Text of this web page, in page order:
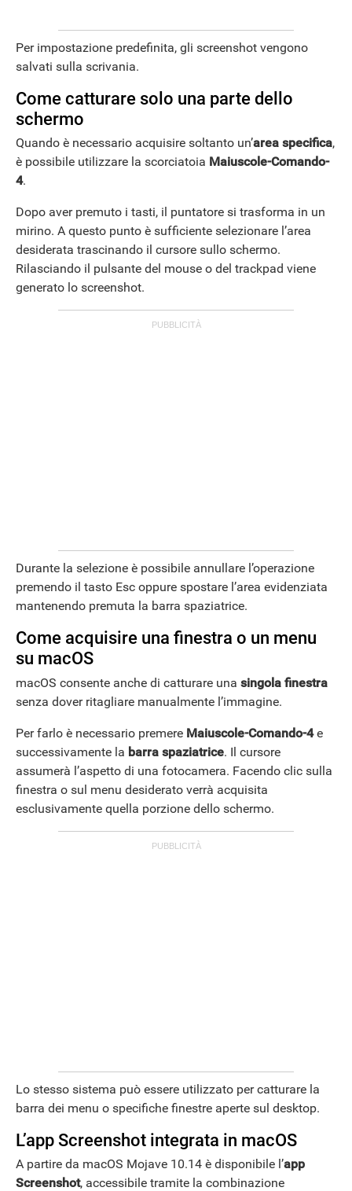
ANDROID
Per impostazione predefinita, gli screenshot vengono
salvati sulla scrivania.
Come catturare solo una parte dello
schermo
Quando è necessario acquisire soltanto un’area specifica,
è possibile utilizzare la scorciatoia Maiuscole-Comando-
4.
Dopo aver premuto i tasti, il puntatore si trasforma in un
mirino. A questo punto è sufficiente selezionare l’area
desiderata trascinando il cursore sullo schermo.
Rilasciando il pulsante del mouse o del trackpad viene
generato lo screenshot.
Durante la selezione è possibile annullare l’operazione
premendo il tasto Esc oppure spostare l’area evidenziata
mantenendo premuta la barra spaziatrice.
Come acquisire una finestra o un menu
su macOS
macOS consente anche di catturare una singola finestra
senza dover ritagliare manualmente l’immagine.
Per farlo è necessario premere Maiuscole-Comando-4e
successivamente la barra spaziatrice. Il cursore
assumerà l’aspetto di una fotocamera. Facendo clic sulla
finestra o sul menu desiderato verrà acquisita
esclusivamente quella porzione dello schermo.
Lo stesso sistema può essere utilizzato per catturare la
barra dei menu o specifiche finestre aperte sul desktop.
L’app Screenshot integrata in macOS
A partire da macOS Mojave 10.14 è disponibile l’app
Screenshot, accessibile tramite la combinazione